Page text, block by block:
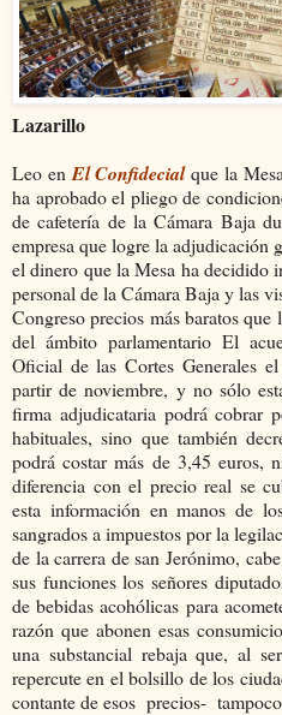
Lazarillo
Leo en El Confidecialque la
ha aprobado el pliego de
de cafetería de la Cámara Baja
empresa que logre la adjudicación
el dinero que la Mesa ha decidido
personal de la Cámara Baja y las
Congreso precios más baratos
del ámbito parlamentario El
Oficial de las Cortes Generales
partir de noviembre, y no sólo
firma adjudicataria podrá cobrar
habituales, sino que también
podrá costar más de 3,45 euros,
diferencia con el precio real se
esta información en manos de
sangrados a impuestos por la
de la carrera de san Jerónimo,
sus funciones los señores
de bebidas acohólicas para
razón que abonen esas
una substancial rebaja que, al
repercute en el bolsillo de los
contante de esos precios-